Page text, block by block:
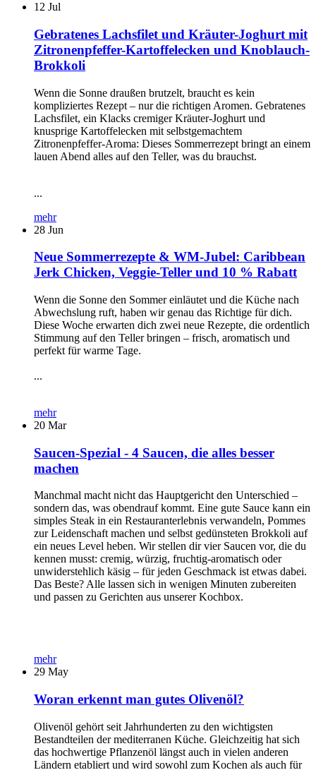
12 Jul
Gebratenes Lachsfilet und Kräuter-Joghurt mit
Zitronenpfeffer-Kartoffelecken und Knoblauch-
Brokkoli
Wenn die Sonne draußen brutzelt, braucht es kein
kompliziertes Rezept – nur die richtigen Aromen. Gebratenes
Lachsfilet, ein Klacks cremiger Kräuter-Joghurt und
knusprige Kartoffelecken mit selbstgemachtem
Zitronenpfeffer-Aroma: Dieses Sommerrezept bringt an einem
lauen Abend alles auf den Teller, was du brauchst.
...
mehr
28 Jun
Neue Sommerrezepte & WM-Jubel: Caribbean
Jerk Chicken, Veggie-Teller und 10 % Rabatt
Wenn die Sonne den Sommer einläutet und die Küche nach
Abwechslung ruft, haben wir genau das Richtige für dich.
Diese Woche erwarten dich zwei neue Rezepte, die ordentlich
Stimmung auf den Teller bringen – frisch, aromatisch und
perfekt für warme Tage.
...
mehr
20 Mar
Saucen-Spezial - 4 Saucen, die alles besser
machen
Manchmal macht nicht das Hauptgericht den Unterschied –
sondern das, was obendrauf kommt. Eine gute Sauce kann ein
simples Steak in ein Restauranterlebnis verwandeln, Pommes
zur Leidenschaft machen und selbst gedünsteten Brokkoli auf
ein neues Level heben. Wir stellen dir vier Saucen vor, die du
kennen musst: cremig, würzig, fruchtig-aromatisch oder
unwiderstehlich käsig – für jeden Geschmack ist etwas dabei.
Das Beste? Alle lassen sich in wenigen Minuten zubereiten
und passen zu Gerichten aus unserer Kochbox.
mehr
29 May
Woran erkennt man gutes Olivenöl?
Olivenöl gehört seit Jahrhunderten zu den wichtigsten
Bestandteilen der mediterranen Küche. Gleichzeitig hat sich
das hochwertige Pflanzenöl längst auch in vielen anderen
Ländern etabliert und wird sowohl zum Kochen als auch für